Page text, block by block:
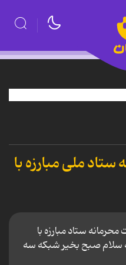
ستاد ملی مبارزه با
ستاد مبارزه با
سلام صبح بخیر شبکه سه